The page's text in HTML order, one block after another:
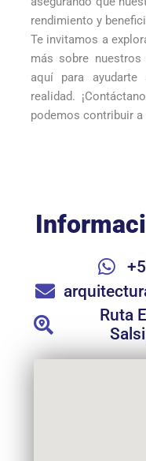
rendimiento y
Te invitamos a
más sobre
aquí para
realidad.
podemos contribuir
Ruta